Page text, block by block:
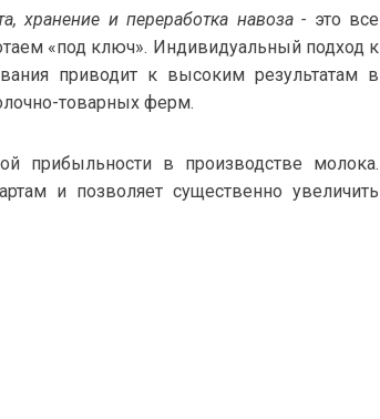
хранение и переработка навоза - это все
«под ключ». Индивидуальный подход к
приводит к высоким результатам в
товарных ферм.
прибыльности в производстве молока.
и позволяет существенно увеличить